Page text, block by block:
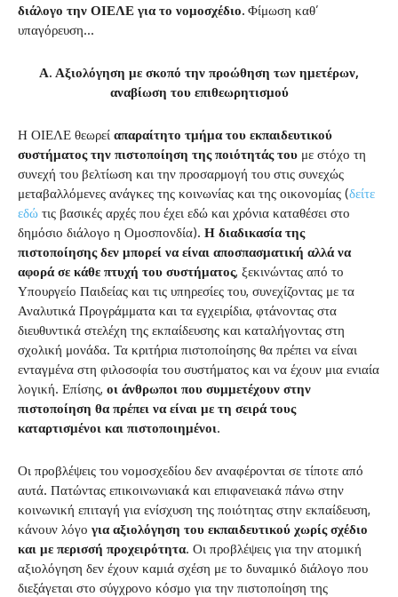
διάλογο την ΟΙΕΛΕ για το νομοσχέδιο. Φίμωση καθ’
υπαγόρευση…
Α. Αξιολόγηση με σκοπό την προώθηση των ημετέρων,
αναβίωση του επιθεωρητισμού
Η ΟΙΕΛΕ θεωρεί απαραίτητο τμήμα του εκπαιδευτικού
συστήματος την πιστοποίηση της ποιότητάς του με στόχο τη
συνεχή του βελτίωση και την προσαρμογή του στις συνεχώς
μεταβαλλόμενες ανάγκες της κοινωνίας και της οικονομίας (δείτε
εδώ τις βασικές αρχές που έχει εδώ και χρόνια καταθέσει στο
δημόσιο διάλογο η Ομοσπονδία). Η διαδικασία της
πιστοποίησης δεν μπορεί να είναι αποσπασματική αλλά να
αφορά σε κάθε πτυχή του συστήματος, ξεκινώντας από το
Υπουργείο Παιδείας και τις υπηρεσίες του, συνεχίζοντας με τα
Αναλυτικά Προγράμματα και τα εγχειρίδια, φτάνοντας στα
διευθυντικά στελέχη της εκπαίδευσης και καταλήγοντας στη
σχολική μονάδα. Τα κριτήρια πιστοποίησης θα πρέπει να είναι
ενταγμένα στη φιλοσοφία του συστήματος και να έχουν μια ενιαία
λογική. Επίσης, οι άνθρωποι που συμμετέχουν στην
πιστοποίηση θα πρέπει να είναι με τη σειρά τους
καταρτισμένοι και πιστοποιημένοι.
Οι προβλέψεις του νομοσχεδίου δεν αναφέρονται σε τίποτε από
αυτά. Πατώντας επικοινωνιακά και επιφανειακά πάνω στην
κοινωνική επιταγή για ενίσχυση της ποιότητας στην εκπαίδευση,
κάνουν λόγο για αξιολόγηση του εκπαιδευτικού χωρίς σχέδιο
και με περισσή προχειρότητα. Οι προβλέψεις για την ατομική
αξιολόγηση δεν έχουν καμιά σχέση με το δυναμικό διάλογο που
διεξάγεται στο σύγχρονο κόσμο για την πιστοποίηση της